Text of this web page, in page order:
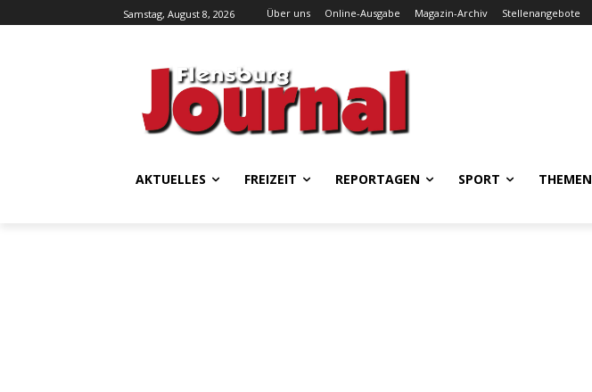
Samstag, August 8, 2026 Über uns Online-Ausgabe Magazin-Archiv Stellenangebote
AKTUELLES FREIZEIT REPORTAGEN SPORT THEMEN